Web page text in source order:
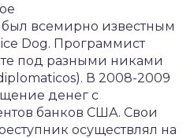
всемирно известным
Dog. Программист
под разными никами
В 2008-2009
денег с
банков США. Свои
осуществлял на